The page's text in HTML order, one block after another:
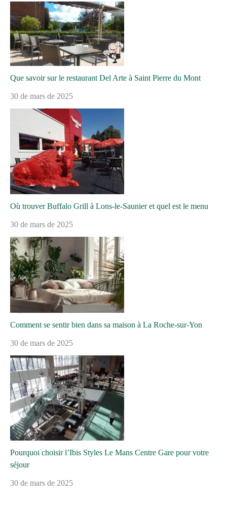
Que savoir sur le restaurant Del Arte à Saint Pierre du Mont
30 de mars de 2025
Où trouver Buffalo Grill à Lons-le-Saunier et quel est le menu
30 de mars de 2025
Comment se sentir bien dans sa maison à La Roche-sur-Yon
30 de mars de 2025
Pourquoi choisir l’Ibis Styles Le Mans Centre Gare pour votre
séjour
30 de mars de 2025